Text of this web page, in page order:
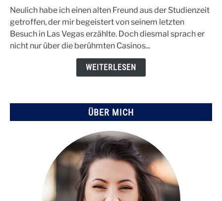
MSG
Sphere
von
Las
Neulich habe ich einen alten Freund aus der Studienzeit
getroffen, der mir begeistert von seinem letzten
Besuch in Las Vegas erzählte. Doch diesmal sprach er
nicht nur über die berühmten Casinos...
WEITERLESEN
ÜBER MICH